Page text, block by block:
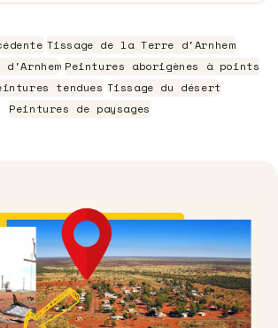
Tissage de la Terre d'Arnhem
Peintures aborigènes à points
tendues Tissage du désert
Peintures de paysages